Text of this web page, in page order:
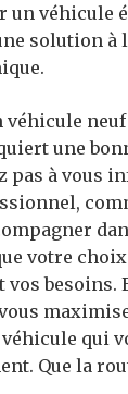
un véhicule
solution à
neuf
une
pas à vous
votre
besoins.
qui
Que la